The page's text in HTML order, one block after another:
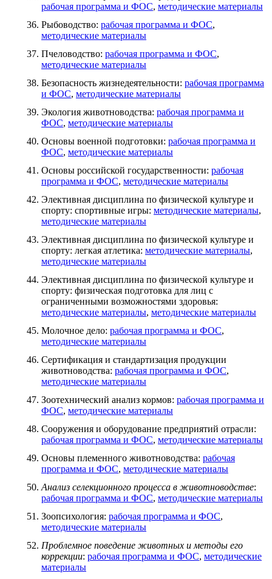
рабочая программа и ФОС, методические материалы
Рыбоводство: рабочая программа и ФОС,
методические материалы
Пчеловодство: рабочая программа и ФОС,
методические материалы
Безопасность жизнедеятельности: рабочая программа
и ФОС, методические материалы
Экология животноводства: рабочая программа и
ФОС, методические материалы
Основы военной подготовки: рабочая программа и
ФОС, методические материалы
Основы российской государственности: рабочая
программа и ФОС, методические материалы
Элективная дисциплина по физической культуре и
спорту: спортивные игры: методические материалы,
методические материалы
Элективная дисциплина по физической культуре и
спорту: легкая атлетика: методические материалы,
методические материалы
Элективная дисциплина по физической культуре и
спорту: физическая подготовка для лиц с
ограниченными возможностями здоровья:
методические материалы, методические материалы
Молочное дело: рабочая программа и ФОС,
методические материалы
Сертификация и стандартизация продукции
животноводства: рабочая программа и ФОС,
методические материалы
Зоотехнический анализ кормов: рабочая программа и
ФОС, методические материалы
Сооружения и оборудование предприятий отрасли:
рабочая программа и ФОС, методические материалы
Основы племенного животноводства: рабочая
программа и ФОС, методические материалы
Анализ селекционного процесса в животноводстве:
рабочая программа и ФОС, методические материалы
Зоопсихология: рабочая программа и ФОС,
методические материалы
Проблемное поведение животных и методы его
коррекции: рабочая программа и ФОС, методические
материалы